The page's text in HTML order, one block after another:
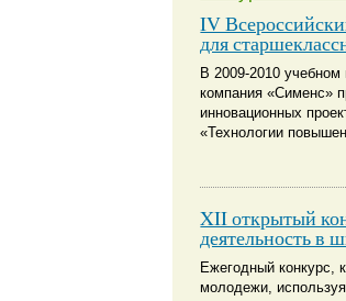
IV
для
В 2009-2010
компания «Сименс»
инновационных
«Технологии
XII открытый
деятельность в
Ежегодный конкурс,
молодежи,